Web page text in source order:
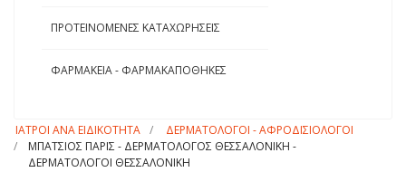
ΠΡΟΤΕΙΝΟΜΕΝΕΣ ΚΑΤΑΧΩΡΗΣΕΙΣ
ΦΑΡΜΑΚΕΙΑ - ΦΑΡΜΑΚΑΠΟΘΗΚΕΣ
ΙΑΤΡΟΙ ΑΝΑ ΕΙΔΙΚΟΤΗΤΑ
ΔΕΡΜΑΤΟΛΟΓΟΙ - ΑΦΡΟΔΙΣΙΟΛΟΓΟΙ
ΜΠΑΤΣΙΟΣ ΠΑΡΙΣ - ΔΕΡΜΑΤΟΛΟΓΟΣ ΘΕΣΣΑΛΟΝΙΚΗ -
ΔΕΡΜΑΤΟΛΟΓΟΙ ΘΕΣΣΑΛΟΝΙΚΗ